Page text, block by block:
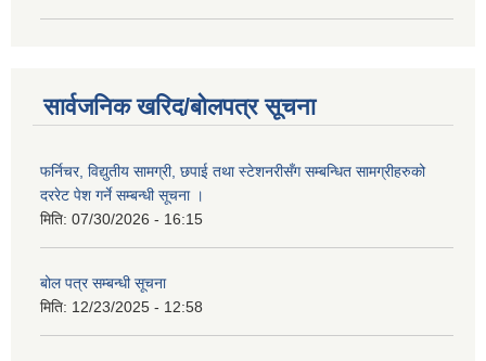
सार्वजनिक खरिद/बोलपत्र सूचना
फर्निचर, विद्युतीय सामग्री, छपाई तथा स्टेशनरीसँग सम्बन्धित सामग्रीहरुको
दररेट पेश गर्ने सम्बन्धी सूचना ।
मिति: 07/30/2026 - 16:15
बोल पत्र सम्बन्धी सूचना
मिति: 12/23/2025 - 12:58